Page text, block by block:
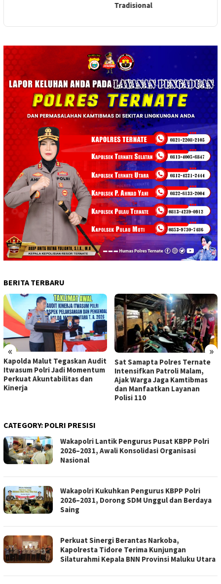
Tradisional
BERITA TERBARU
« »
Kapolda Malut Tegaskan Audit
Itwasum Polri Jadi Momentum
Perkuat Akuntabilitas dan
Kinerja
Sat Samapta Polres Ternate
Intensifkan Patroli Malam,
Ajak Warga Jaga Kamtibmas
dan Manfaatkan Layanan
Polisi 110
CATEGORY: POLRI PRESISI
Wakapolri Lantik Pengurus Pusat KBPP Polri
2026–2031, Awali Konsolidasi Organisasi
Nasional
Wakapolri Kukuhkan Pengurus KBPP Polri
2026–2031, Dorong SDM Unggul dan Berdaya
Saing
Perkuat Sinergi Berantas Narkoba,
Kapolresta Tidore Terima Kunjungan
Silaturahmi Kepala BNN Provinsi Maluku Utara